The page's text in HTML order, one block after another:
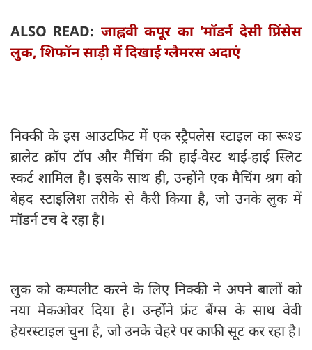
ALSO READ: जाह्नवी कपूर का 'मॉडर्न देसी प्रिंसेस
लुक, शिफॉन साड़ी में दिखाई ग्लैमरस अदाएं
निक्की के इस आउटफिट में एक स्ट्रैपलेस स्टाइल का रूश्ड
ब्रालेट क्रॉप टॉप और मैचिंग की हाई-वेस्ट थाई-हाई स्लिट
स्कर्ट शामिल है। इसके साथ ही, उन्होंने एक मैचिंग श्रग को
बेहद स्टाइलिश तरीके से कैरी किया है, जो उनके लुक में
मॉडर्न टच दे रहा है।
लुक को कम्पलीट करने के लिए निक्की ने अपने बालों को
नया मेकओवर दिया है। उन्होंने फ्रंट बैंग्स के साथ वेवी
हेयरस्टाइल चुना है, जो उनके चेहरे पर काफी सूट कर रहा है।